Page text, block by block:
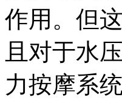
作用。但
且对于水
力按摩系